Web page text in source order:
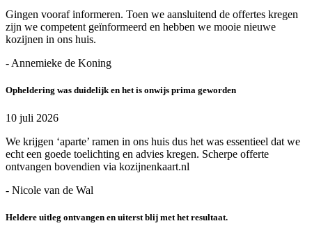
Gingen vooraf informeren. Toen we aansluitend de offertes kregen
zijn we competent geïnformeerd en hebben we mooie nieuwe
kozijnen in ons huis.
- Annemieke de Koning
Opheldering was duidelijk en het is onwijs prima geworden
10 juli 2026
We krijgen ‘aparte’ ramen in ons huis dus het was essentieel dat we
echt een goede toelichting en advies kregen. Scherpe offerte
ontvangen bovendien via kozijnenkaart.nl
- Nicole van de Wal
Heldere uitleg ontvangen en uiterst blij met het resultaat.